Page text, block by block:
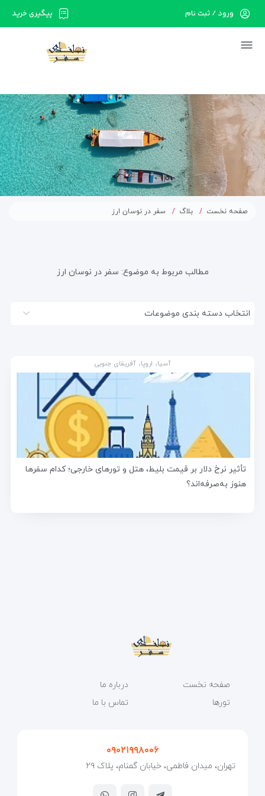
در حال حاضر ارتباط با سرور قطع می باشد لطفا
پیگیری خرید ورود / ثبت نام
صفحه نخست بلاگ سفر در نوسان ارز
مطالب مربوط به موضوع: سفر در نوسان ارز
انتخاب دسته بندی موضوعات
آسیا، اروپا، آفریقای جنوبی
تأثیر نرخ دلار بر قیمت بلیط، هتل و تورهای خارجی؛ کدام سفرها
هنوز به‌صرفه‌اند؟
صفحه نخست
تورها
درباره ما
تماس با ما
۰۹۰۲۱۹۹۸۰۰۶
تهران، میدان فاطمی، خیابان گمنام، پلاک ۲۹